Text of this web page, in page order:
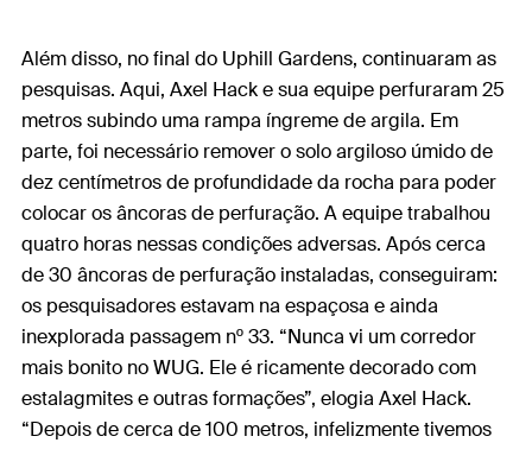
Além disso, no final do Uphill Gardens, continuaram as
pesquisas. Aqui, Axel Hack e sua equipe perfuraram 25
metros subindo uma rampa íngreme de argila. Em
parte, foi necessário remover o solo argiloso úmido de
dez centímetros de profundidade da rocha para poder
colocar os âncoras de perfuração. A equipe trabalhou
quatro horas nessas condições adversas. Após cerca
de 30 âncoras de perfuração instaladas, conseguiram:
os pesquisadores estavam na espaçosa e ainda
inexplorada passagem nº 33. “Nunca vi um corredor
mais bonito no WUG. Ele é ricamente decorado com
estalagmites e outras formações”, elogia Axel Hack.
“Depois de cerca de 100 metros, infelizmente tivemos